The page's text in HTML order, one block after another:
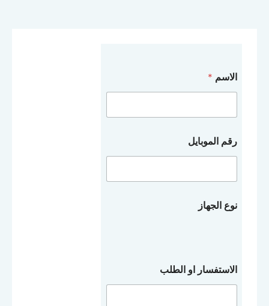
الاسم *
رقم الموبايل
نوع الجهاز
و
ر
الاستفسار او الطلب